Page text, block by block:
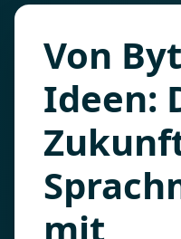
Von
Ideen:
mit